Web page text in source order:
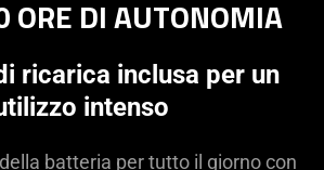
ORE DI AUTONOMIA
ricarica inclusa per un
intenso
batteria per tutto il giorno con